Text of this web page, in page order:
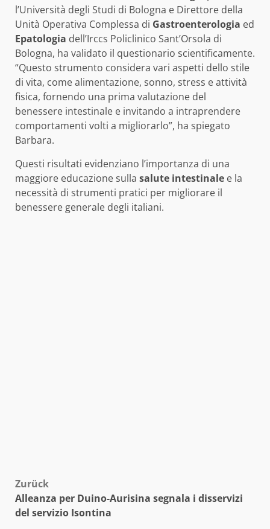
l’Università degli Studi di Bologna e Direttore della
Unità Operativa Complessa di Gastroenterologia ed
Epatologia dell’Irccs Policlinico Sant’Orsola di
Bologna, ha validato il questionario scientificamente.
“Questo strumento considera vari aspetti dello stile
di vita, come alimentazione, sonno, stress e attività
fisica, fornendo una prima valutazione del
benessere intestinale e invitando a intraprendere
comportamenti volti a migliorarlo”, ha spiegato
Barbara.
Questi risultati evidenziano l’importanza di una
maggiore educazione sulla salute intestinale e la
necessità di strumenti pratici per migliorare il
benessere generale degli italiani.
Beitragsnavigation
Zurück
Alleanza per Duino-Aurisina segnala i disservizi
del servizio Isontina